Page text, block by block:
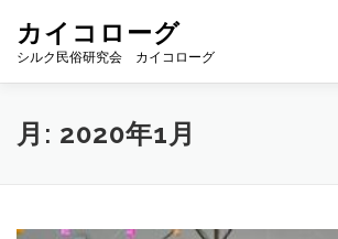
カイコローグ
シルク民俗研究会 カイコローグ
カイコローグの歩み
月: 2020年1月